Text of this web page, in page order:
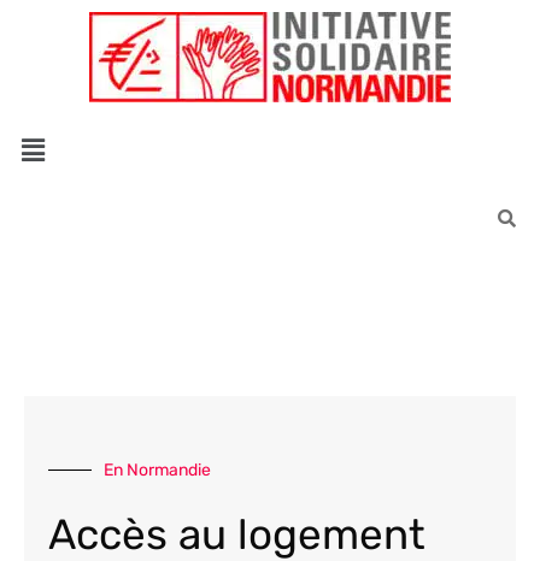
En Normandie
Accès au logement
Êtes-vous d'accord pour activer les cookies pour une navigation